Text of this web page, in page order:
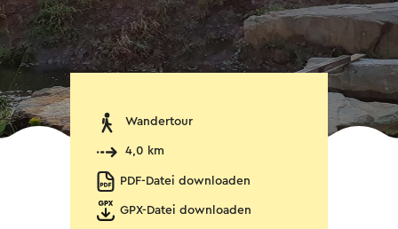
Wandertour
4,0 km
PDF-Datei downloaden
GPX-Datei downloaden